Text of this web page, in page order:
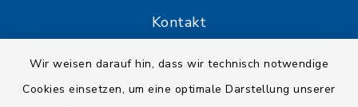
Wir weisen darauf hin, dass wir technisch notwendige
Cookies einsetzen, um eine optimale Darstellung unserer
Kontakt
Barrierefreiheit